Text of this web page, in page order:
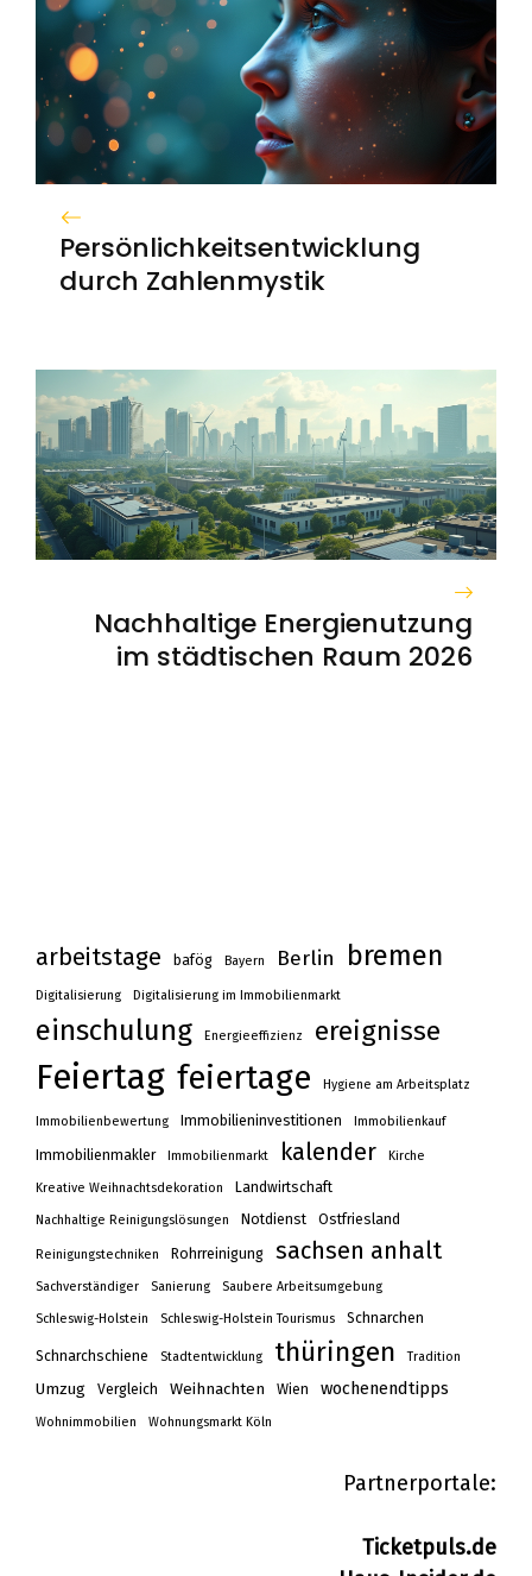
Persönlichkeitsentwicklung
durch Zahlenmystik
Nachhaltige Energienutzung
im städtischen Raum 2026
arbeitstage bafög Bayern Berlin bremen
Digitalisierung Digitalisierung im Immobilienmarkt
einschulung Energieeffizienz ereignisse
Feiertag feiertage Hygiene am Arbeitsplatz
Immobilienbewertung Immobilieninvestitionen Immobilienkauf
Immobilienmakler Immobilienmarkt kalender Kirche
Kreative Weihnachtsdekoration Landwirtschaft
Nachhaltige Reinigungslösungen Notdienst Ostfriesland
Reinigungstechniken Rohrreinigung sachsen anhalt
Sachverständiger Sanierung Saubere Arbeitsumgebung
Schleswig-Holstein Schleswig-Holstein Tourismus Schnarchen
Schnarchschiene Stadtentwicklung thüringen Tradition
Umzug Vergleich Weihnachten Wien wochenendtipps
Wohnimmobilien Wohnungsmarkt Köln
Partnerportale:
Ticketpuls.de